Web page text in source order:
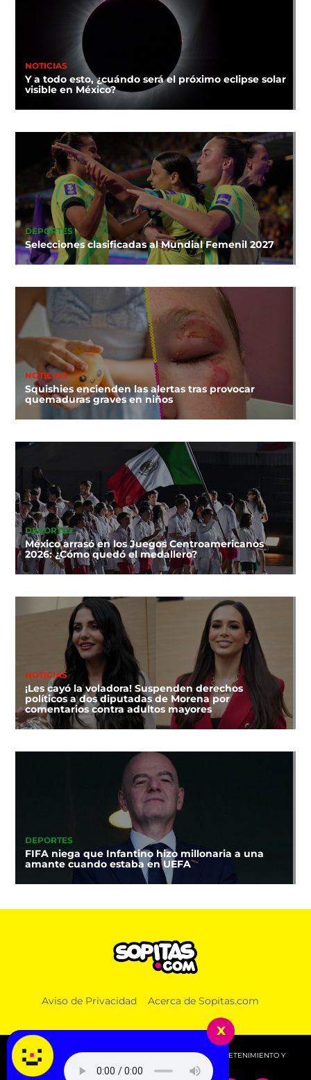
NOTICIAS
Y a todo esto, ¿cuándo será el próximo eclipse solar
visible en México?
DEPORTES
Selecciones clasificadas al Mundial Femenil 2027
NOTICIAS
Squishies encienden las alertas tras provocar
quemaduras graves en niños
DEPORTES
México arrasó en los Juegos Centroamericanos
2026: ¿Cómo quedó el medallero?
NOTICIAS
¡Les cayó la voladora! Suspenden derechos
políticos a dos diputadas de Morena por
comentarios contra adultos mayores
DEPORTES
FIFA niega que Infantino hizo millonaria a una
amante cuando estaba en UEFA
Aviso de Privacidad Acerca de Sopitas.com
© 2026 SOPITAS.COM - MÚSICA, NOTICIAS, DEPORTES, ENTRETENIMIENTO Y
MÁS!.
x